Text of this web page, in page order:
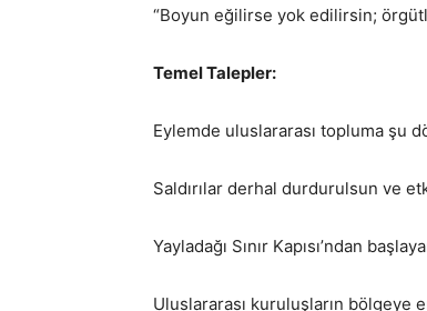
“Boyun eğilirse yok edilirsin;
Temel Talepler:
Eylemde uluslararası topluma şu
Saldırılar derhal durdurulsun ve
Yayladağı Sınır Kapısı’ndan
Uluslararası kuruluşların bölgeye